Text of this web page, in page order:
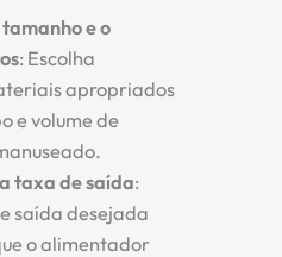
e o
: Escolha
apropriados
e volume de
taxa de saída:
saída desejada
o alimentador